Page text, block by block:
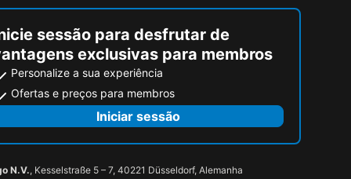
sessão para desfrutar de
exclusivas para membros
Personalize a sua experiência
Ofertas e preços para membros
Iniciar sessão
N.V., Kesselstraße 5 – 7, 40221 Düsseldorf, Alemanha